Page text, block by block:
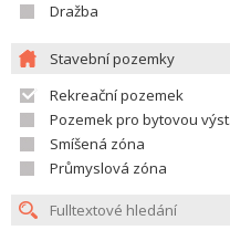
Dražba
Stavební pozemky
Rekreační pozemek
Pozemek pro bytovou výstavbu
Smíšená zóna
Průmyslová zóna